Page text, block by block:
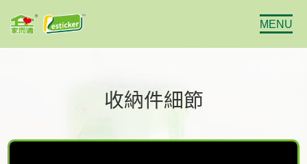
MENU
收納件細節